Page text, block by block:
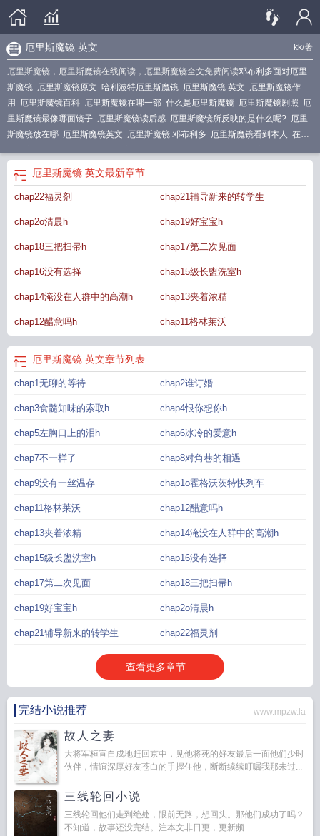
kk/著
厄里斯魔镜 英文
厄里斯魔镜，厄里斯魔镜在线阅读，厄里斯魔镜全文免费阅读邓布利多面对厄里
斯魔镜 厄里斯魔镜原文 哈利波特厄里斯魔镜 厄里斯魔镜 英文 厄里斯魔镜作
用 厄里斯魔镜百科 厄里斯魔镜在哪一部 什么是厄里斯魔镜 厄里斯魔镜剧照 厄
里斯魔镜最像哪面镜子 厄里斯魔镜读后感 厄里斯魔镜所反映的是什么呢? 厄里
斯魔镜放在哪 厄里斯魔镜英文 厄里斯魔镜 邓布利多 厄里斯魔镜看到本人 在厄
厄里斯魔镜的主要内容 厄里斯魔镜有什么神奇的功能
斯魔镜
GGAD厄理斯魔镜 最幸福的人在厄里斯魔镜里看到的是自己厄里斯魔镜铭
章节更新时间
厄里斯魔镜全名厄里斯魔镜最后怎么样了
厄里斯魔镜 英文最新章节
chap22福灵剂 chap21辅导新来的转学生
chap2o清晨h chap19好宝宝h
chap18三把扫帚h chap17第二次见面
chap16没有选择 chap15级长盥洗室h
chap14淹没在人群中的高潮h chap13夹着浓精
chap12醋意吗h chap11格林莱沃
厄里斯魔镜 英文章节列表
chap1无聊的等待 chap2谁订婚
chap3食髓知味的索取h chap4恨你想你h
chap5左胸口上的泪h chap6冰冷的爱意h
chap7不一样了 chap8对角巷的相遇
chap9没有一丝温存 chap1o霍格沃茨特快列车
chap11格林莱沃 chap12醋意吗h
chap13夹着浓精 chap14淹没在人群中的高潮h
chap15级长盥洗室h chap16没有选择
chap17第二次见面 chap18三把扫帚h
chap19好宝宝h chap2o清晨h
chap21辅导新来的转学生 chap22福灵剂
查看更多章节...
完结小说推荐 www.mpzw.la
故人之妻
大将军桓宣自戍地赶回京中，见他将死的好友最后一面他们少时
伙伴，情谊深厚好友苍白的手握住他，断断续续叮嘱我那未过...
三线轮回小说
三线轮回他们走到绝处，眼前无路，想回头。那他们成功了吗？
不知道，故事还没完结。注本文非日更，更新频...